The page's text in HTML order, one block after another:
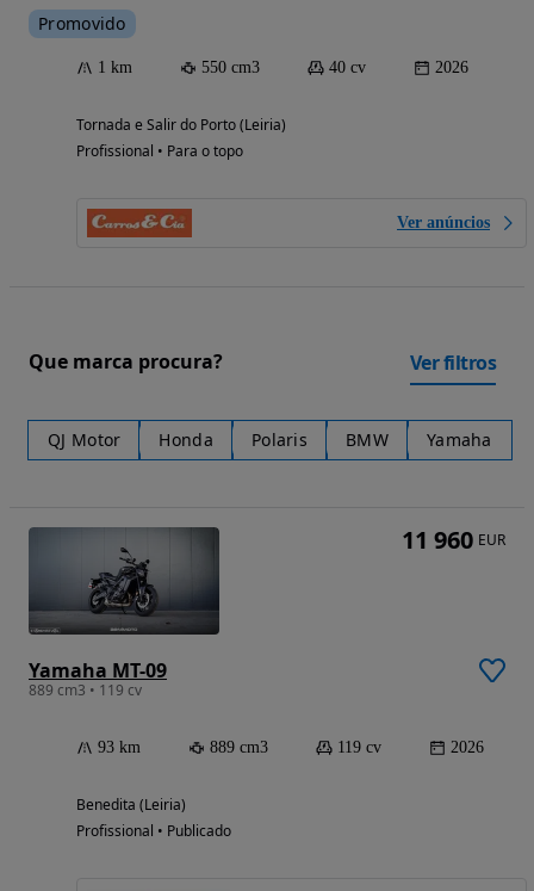
Promovido
1 km 550 cm3 40 cv 2026
Tornada e Salir do Porto (Leiria)
Profissional • Para o topo
Ver anúncios
Que marca procura? Ver filtros
QJ Motor Honda Polaris BMW Yamaha
Yamaha MT-09
889 cm3 • 119 cv
93 km 889 cm3 119 cv 2026
Benedita (Leiria)
Profissional • Publicado
11 960 EUR